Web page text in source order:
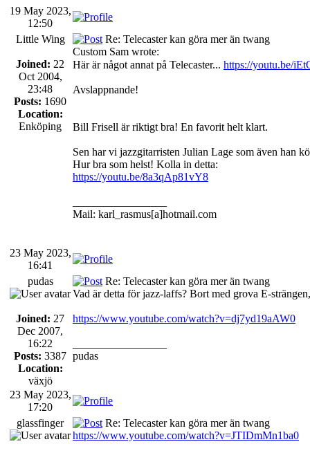
19 May 2023,
12:50
Little Wing
Joined: 22
Oct 2004,
23:48
Posts: 1690
Location:
Enköping
Re: Telecaster kan göra mer än twang
Custom Sam wrote:
Här är något annat på Telecaster... https://youtu.be/
Avslappnande!
Bill Frisell är riktigt bra! En favorit helt klart.
Sen har vi jazzgitarristen Julian Lage som även han
Hur bra som helst! Kolla in detta:
https://youtu.be/8a3qAp81vY8
Mail: karl_rasmus[a]hotmail.com
23 May 2023,
16:41
pudas
Joined: 27
Dec 2007,
16:22
Posts: 3387
Location:
växjö
Re: Telecaster kan göra mer än twang
Vad är detta för jazz-laffs? Bort med grova E-
https://www.youtube.com/watch?v=dj7yd19aAW0
pudas
23 May 2023,
17:20
glassfinger
Re: Telecaster kan göra mer än twang
https://www.youtube.com/watch?v=JTIDmMn1ba0